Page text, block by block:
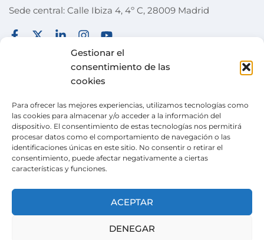
Gestionar el
consentimiento de las
cookies
Para ofrecer las mejores experiencias, utilizamos tecnologías como
las cookies para almacenar y/o acceder a la información del
dispositivo. El consentimiento de estas tecnologías nos permitirá
procesar datos como el comportamiento de navegación o las
identificaciones únicas en este sitio. No consentir o retirar el
consentimiento, puede afectar negativamente a ciertas
características y funciones.
ACEPTAR
DENEGAR
Sede central: Calle Ibiza 4, 4º C, 28009 Madrid
ACTUALIDAD
TIENDA SOLIDARIA
VOLUNTARIADO
POLÍTICA DE PRIVACIDAD
CANAL DE DENUNCIAS
Pertenecemos a laWish Alliance. creada en 2024
gracias al apoyo de la Unión Europea, formada
por organizaciones europeas con la misma